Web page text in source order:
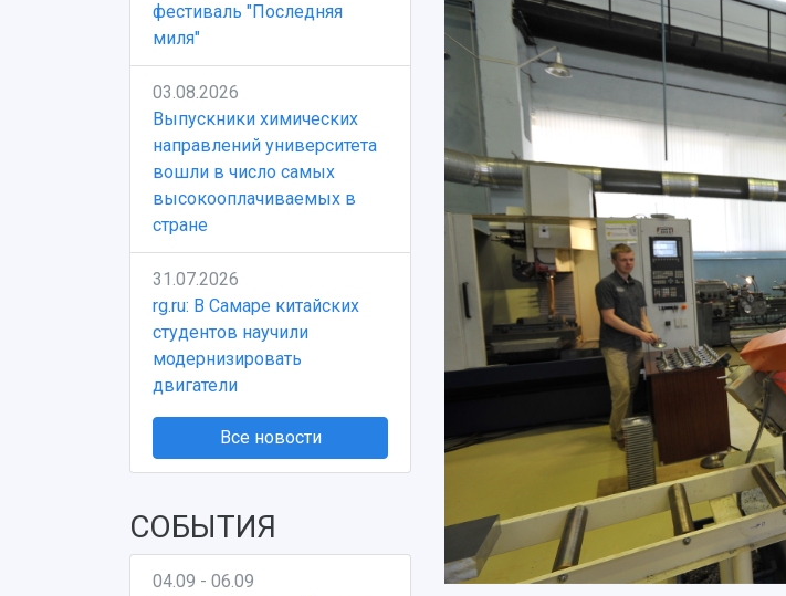
фестиваль "Последняя
миля"
03.08.2026
Выпускники химических
направлений университета
вошли в число самых
высокооплачиваемых в
стране
31.07.2026
rg.ru: В Самаре китайских
студентов научили
модернизировать
двигатели
Все новости
СОБЫТИЯ
04.09 - 06.09